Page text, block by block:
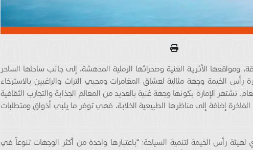
ومواقعها الأثرية الغنية وصحرائها الرملية المدهشة، إلى جانب ساحلها الساحر
رأس الخيمة وجهة مثالية لعشاق المغامرات ومحبي التراث والراغبين بالاسترخاء
تشتهر الإمارة بكونها وجهة غنية بالعديد من المعالم الجذابة والتجارب الثقافية
الفاخرة إضافة إلى مناظرها الطبيعية الخلابة، فهي توفر ما يلبي أذواق ومتطلبات
رأس الخيمة لتنمية السياحة: “باعتبارها واحدة من أكثر الوجهات تنوعاً في